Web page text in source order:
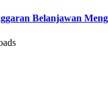
Belanjawan